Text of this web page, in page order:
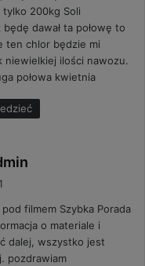
tylko 200kg Soli
dawał ta połowę to
ten chlor będzie mi
niewielkiej ilości nawozu.
połowa kwietnia
z
e
:
filmem Szybka Porada
o materiale i
dalej, wszystko jest
pozdrawiam